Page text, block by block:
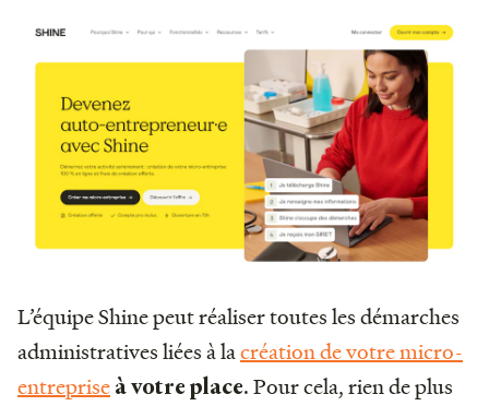
L’équipe Shine peut réaliser toutes les démarches
administratives liées à lacréation de votre micro-
entreprise à votre place. Pour cela, rien de plus